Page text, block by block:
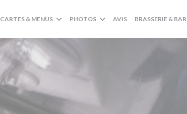
CARTES & MENUS PHOTOS AVIS BRASSERIE & BAR